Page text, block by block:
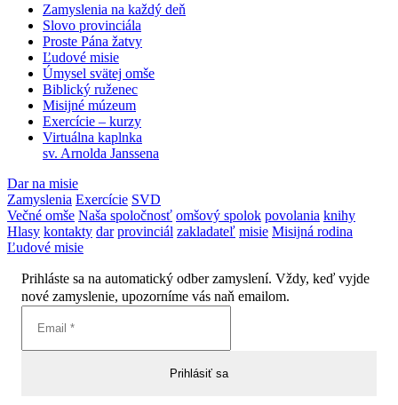
Zamyslenia na každý deň
Slovo provinciála
Proste Pána žatvy
Ľudové misie
Úmysel svätej omše
Biblický ruženec
Misijné múzeum
Exercície – kurzy
Virtuálna kaplnka
sv. Arnolda Janssena
Dar na misie
Zamyslenia Exercície SVD
Večné omše Naša spoločnosť omšový spolok povolania knihy
Hlasy kontakty dar provinciál zakladateľ misie Misijná rodina
Ľudové misie
Prihláste sa na automatický odber zamyslení. Vždy, keď vyjde
nové zamyslenie, upozorníme vás naň emailom.